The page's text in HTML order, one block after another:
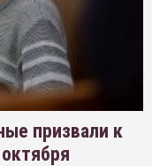
призвали к